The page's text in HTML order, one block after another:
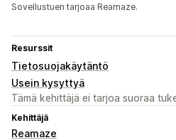
Sovellustuen tarjoaa Reamaze.
Resurssit
Tietosuojakäytäntö
Usein kysyttyä
Tämä kehittäjä ei tarjoa suoraa
Kehittäjä
Reamaze